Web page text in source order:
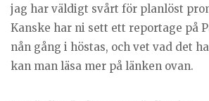
jag har väldigt svårt för planlöst
Kanske har ni sett ett reportage på
nån gång i höstas, och vet vad det
kan man läsa mer på länken ovan.